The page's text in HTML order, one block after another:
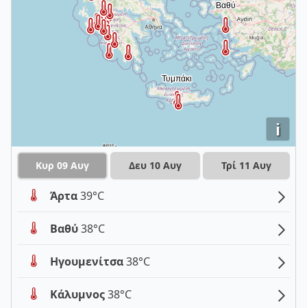
i
Κυρ 09 Αυγ Δευ 10 Αυγ Τρί 11 Αυγ
Άρτα39°C
Βαθύ38°C
Ηγουμενίτσα38°C
Κάλυμνος38°C